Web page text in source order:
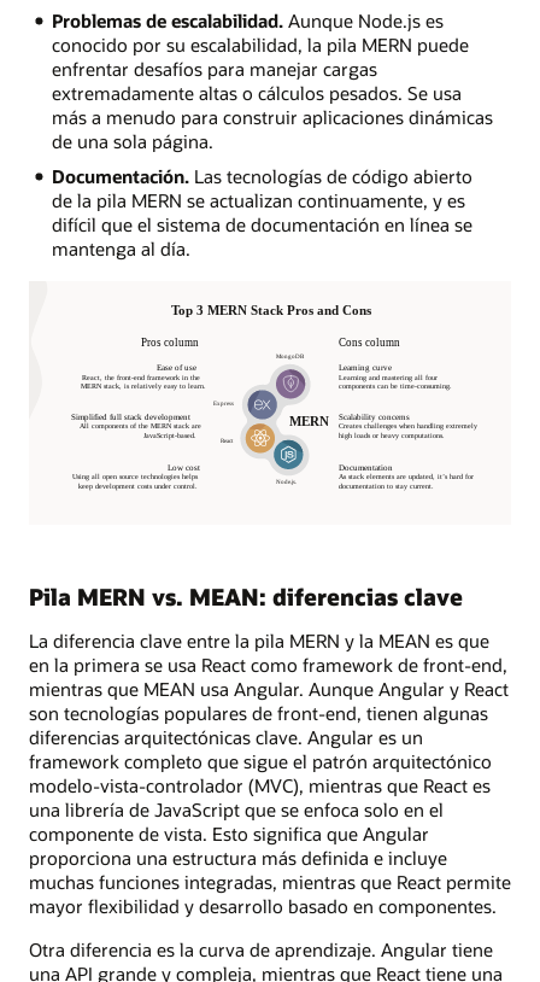
Problemas de escalabilidad.Aunque Node.js es
conocido por su escalabilidad, la pila MERN puede
enfrentar desafíos para manejar cargas
extremadamente altas o cálculos pesados. Se usa
más a menudo para construir aplicaciones dinámicas
de una sola página.
Documentación.Las tecnologías de código abierto
de la pila MERN se actualizan continuamente, y es
difícil que el sistema de documentación en línea se
mantenga al día.
Pila MERN vs. MEAN: diferencias clave
La diferencia clave entre la pila MERN y la MEAN es que
en la primera se usa React como framework de front-end,
mientras que MEAN usa Angular. Aunque Angular y React
son tecnologías populares de front-end, tienen algunas
diferencias arquitectónicas clave. Angular es un
framework completo que sigue el patrón arquitectónico
modelo-vista-controlador (MVC), mientras que React es
una librería de JavaScript que se enfoca solo en el
componente de vista. Esto significa que Angular
proporciona una estructura más definida e incluye
muchas funciones integradas, mientras que React permite
mayor flexibilidad y desarrollo basado en componentes.
Otra diferencia es la curva de aprendizaje. Angular tiene
una API grande y compleja, mientras que React tiene una